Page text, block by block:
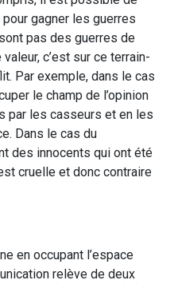
gagner les guerres
pas des guerres de
c’est sur ce terrain-
Par exemple, dans le cas
le champ de l’opinion
par les casseurs et en les
Dans le cas du
des innocents qui ont été
cruelle et donc contraire
en occupant l’espace
relève de deux